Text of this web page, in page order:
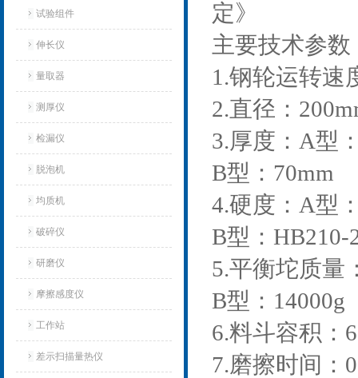
试验组件
伸长仪
量取器
测厚仪
检漏仪
脱泡机
均质机
破碎仪
研磨仪
摩擦感度仪
工作站
差示扫描量热仪
定》
主要技术参数
1.钢轮运转
2.直径：
3.厚度：A型
B型：70mm
4.硬度：A型
B型：HB210-
5.平衡坨质量
B型：14000g
6.料斗容积：
7.磨擦时间：